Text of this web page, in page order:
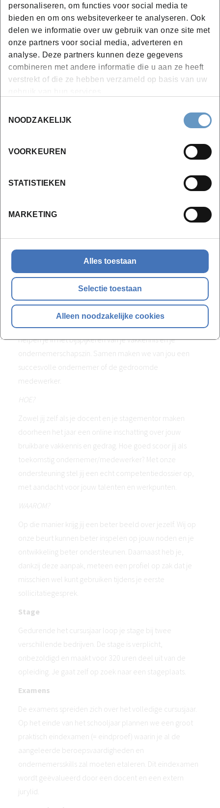
personaliseren, om functies voor social media te
bieden en om ons websiteverkeer te analyseren. Ook
delen we informatie over uw gebruik van onze site met
onze partners voor social media, adverteren en
analyse. Deze partners kunnen deze gegevens
combineren met andere informatie die u aan ze heeft
verstrekt of die ze hebben verzameld op basis van uw
NOODZAKELIJK
VOORKEUREN
STATISTIEKEN
MARKETING
Alles toestaan
Selectie toestaan
Alleen noodzakelijke cookies
Commercieel beleid
Succesvol ondernemen (deels via afstandsleren)
Opmaak marketing-en financieel plan
Digitale marketing
Inzicht in boekhouden
Jongeren die een voltijdse dagopleiding volgen, kunnen
Syntra West voldoen aan de voorwaarden voor het
behoud van het groeipakket (vroegere kinderbijslag).
Informeer naar de voorwaarden.
Persoonlijke beschermingsmiddelen
Je zorgt voor niet loshangende kledij,
veiligheidsschoenen S1 en gehoorbeschermers.
Competentiegericht opleiden
Word straks een krak in je vak met de juiste attitude! Wij
helpen je in het bijspijkeren van je vakkennis en je
ondernemerschapszin. Samen maken we van jou een
succesvolle ondernemer of de gedroomde
medewerker.
HOE?
Zowel jij zelf als je docent en je stagementor maken
doorheen het jaar een online inschatting over jouw
bruikbare vakkennis en gedrag. Hoe goed scoor jij als
toekomstig ondernemer/medewerker? Met onze
ondersteuning stel jij een echt competentiedossier op,
met aandacht voor jouw talenten en werkpunten.
WAAROM?
Op die manier krijg jij een beter beeld over jezelf. Wij op
onze beurt kunnen beter inspelen op jouw noden en je
ontwikkeling beter ondersteunen. Daarnaast heb je,
dankzij deze aanpak, meteen een profiel op zak dat je
misschien wel kunt gebruiken tijdens je eerste
sollicitatiegesprek.
Stage
Gedurende het cursusjaar loop je stage bij twee
verschillende bedrijven. De stage is verplicht,
onbezoldigd en maakt voor 320 uren deel uit van de
opleiding. Je gaat zelf op zoek naar een stageplaats.
Examens
De examens spreiden zich over het volledige cursusjaar.
Op het einde van het schooljaar plannen we een groot
praktisch eindexamen (= eindproef) waarin je al de
aangeleerde beroepsvaardigheden en
ondernemersskills zal moeten etaleren. Dit eindexamen
wordt geëvalueerd door een docent en een extern
jurylid.